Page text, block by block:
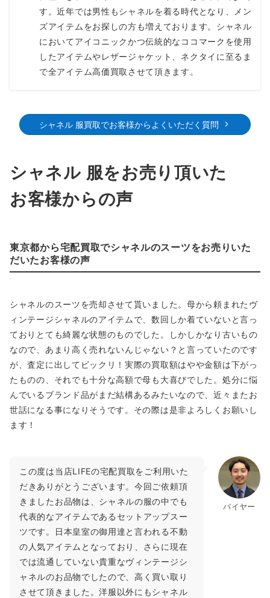
ィなど幅広い場面で活躍してくれる、一着は持っておきたいア
イテムです。
シャネルのツイードは人気が高い為、高額でご提示させて頂き
ますので、一度お問い合わせ下さいませ。
～110,000円買取
ヴィンテージ ブレザージャケット
ツイードとは一味違った魅力を持つブレザージャケット。ソリ
ッドなボディにココマークボタンがよく映え、ゴージャスな雰
囲気を醸し出してくれます。
どの年代からも人気であることから、相場も高く高価買取とな
す。近年では男性もシャネルを着る時代となり、メン
ズアイテムをお探しの方も増えております。シャネル
においてアイコニックかつ伝統的なココマークを使用
したアイテムやレザージャケット、ネクタイに至るま
で全アイテム高価買取させて頂きます。
シャネル 服買取でお客様からよくいただく質問
シャネル 服をお売り頂いた
お客様からの声
東京都から宅配買取でシャネルのスーツをお売りいた
だいたお客様の声
シャネルのスーツを売却させて貰いました。母から頼まれたヴ
ィンテージシャネルのアイテムで、数回しか着ていないと言っ
ておりとても綺麗な状態のものでした。しかしかなり古いもの
なので、あまり高く売れないんじゃない？と言っていたのです
が、査定に出してビックリ！実際の買取額はやや金額は下がっ
たものの、それでも十分な高額で母も大喜びでした。処分に悩
んでいるブランド品がまだ結構あるみたいなので、近々またお
世話になる事になりそうです。その際は是非よろしくお願いし
ます！
バイヤー
この度は当店LIFEの宅配買取をご利用いた
だきありがとうございます。今回ご依頼頂
きましたお品物は、シャネルの服の中でも
代表的なアイテムであるセットアップスー
ツです。日本皇室の御用達と言われる不動
の人気アイテムとなっており、さらに現在
では流通していない貴重なヴィンテージシ
ャネルのお品物でしたので、高く買い取り
させて頂きました。洋服以外にもシャネル